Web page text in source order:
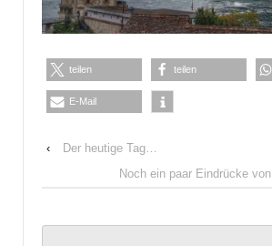
teilen teilen
E-Mail
‹
Der heutige Tag…
Noch ein paar Eindrücke